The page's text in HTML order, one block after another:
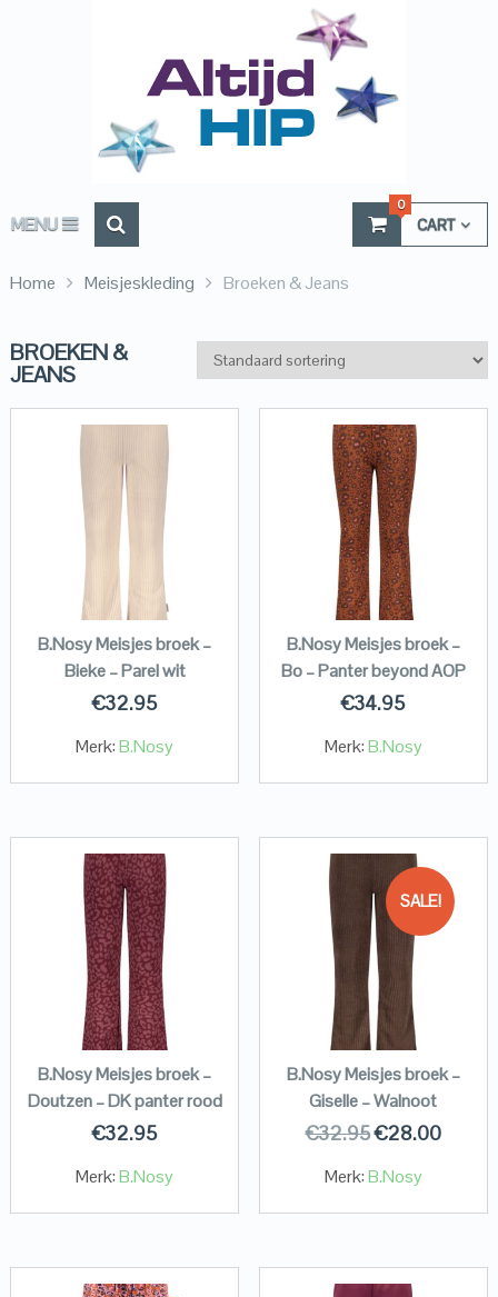
MENU CART
0
Home Meisjeskleding Broeken & Jeans
BROEKEN &
JEANS
B.Nosy Meisjes broek –
Bieke – Parel wit
€32.95
Merk:B.Nosy
B.Nosy Meisjes broek –
Bo – Panter beyond AOP
€34.95
Merk:B.Nosy
B.Nosy Meisjes broek –
Doutzen – DK panter rood
€32.95
Merk:B.Nosy
SALE!
B.Nosy Meisjes broek –
Giselle – Walnoot
€32.95€28.00
Merk:B.Nosy